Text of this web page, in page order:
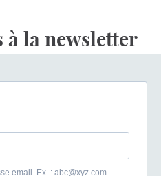
à la newsletter